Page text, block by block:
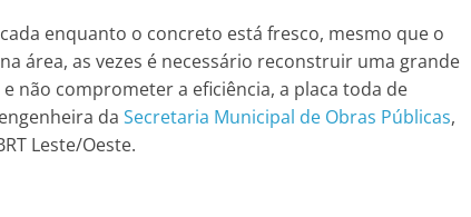
enquanto o concreto está fresco, mesmo que o
área, as vezes é necessário reconstruir uma grande
não comprometer a eficiência, a placa toda de
da Secretaria Municipal de Obras Públicas,
Leste/Oeste.